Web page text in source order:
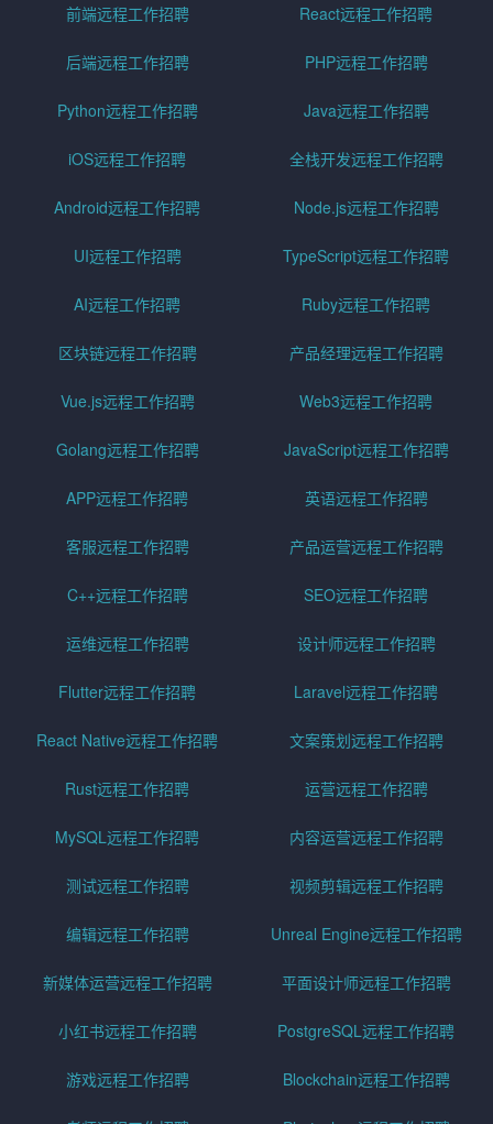
前端远程工作招聘 React远程工作招聘
后端远程工作招聘 PHP远程工作招聘
Python远程工作招聘 Java远程工作招聘
iOS远程工作招聘 全栈开发远程工作招聘
Android远程工作招聘 Node.js远程工作招聘
UI远程工作招聘 TypeScript远程工作招聘
AI远程工作招聘 Ruby远程工作招聘
区块链远程工作招聘 产品经理远程工作招聘
Vue.js远程工作招聘 Web3远程工作招聘
Golang远程工作招聘 JavaScript远程工作招聘
APP远程工作招聘 英语远程工作招聘
客服远程工作招聘 产品运营远程工作招聘
C++远程工作招聘 SEO远程工作招聘
运维远程工作招聘 设计师远程工作招聘
Flutter远程工作招聘 Laravel远程工作招聘
React Native远程工作招聘 文案策划远程工作招聘
Rust远程工作招聘 运营远程工作招聘
MySQL远程工作招聘 内容运营远程工作招聘
测试远程工作招聘 视频剪辑远程工作招聘
编辑远程工作招聘 Unreal Engine远程工作招聘
新媒体运营远程工作招聘 平面设计师远程工作招聘
小红书远程工作招聘 PostgreSQL远程工作招聘
游戏远程工作招聘 Blockchain远程工作招聘